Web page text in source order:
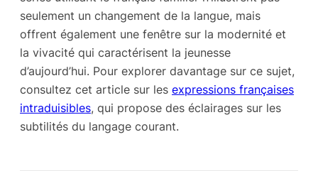
seulement un changement de la langue, mais
offrent également une fenêtre sur la modernité et
la vivacité qui caractérisent la jeunesse
d’aujourd’hui. Pour explorer davantage sur ce sujet,
consultez cet article sur les expressions françaises
intraduisibles, qui propose des éclairages sur les
subtilités du langage courant.